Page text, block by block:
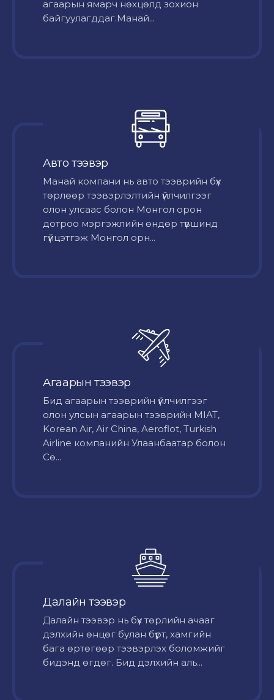
агаарын ямарч нөхцөлд зохион
байгуулагддаг.Манай...
Авто тээвэр
Mанай компани нь авто тээврийн бүх
төрлөөр тээвэрлэлтийн үйлчилгээг
олон улсаас болон Монгол орон
дотроо мэргэжлийн өндөр түвшинд
гүйцэтгэж Монгол орн...
Агаарын тээвэр
Бид агаарын тээврийн үйлчилгээг
олон улсын агаарын тээврийн MIAT,
Korean Air, Air China, Aeroflot, Turkish
Airline компанийн Улаанбаатар болон
Сө...
Далайн тээвэр
Далайн тээвэр нь бүх төрлийн ачааг
дэлхийн өнцөг булан бүрт, хамгийн
бага өртөгөөр тээвэрлэх боломжийг
бидэнд өгдөг. Бид дэлхийн аль...